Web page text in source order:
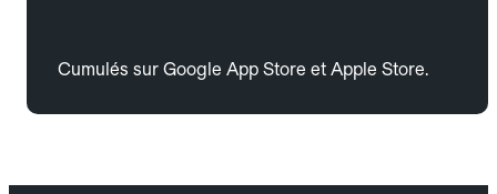
Cumulés sur Google App Store et Apple Store.